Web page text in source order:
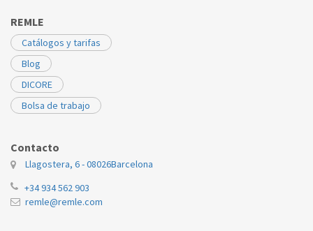
REMLE
Catálogos y tarifas
Blog
DICORE
Bolsa de trabajo
Contacto
Llagostera, 6 - 08026Barcelona
+34 934 562 903
remle@remle.com